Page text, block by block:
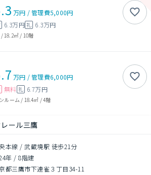
万円 /管理費5,000円
6.3万円礼 6.3万円
/ 18.2㎡ / 10階
万円 /管理費6,000円
無料 礼 6.7万円
ルーム / 18.4㎡ /4階
ール三鷹
本線 / 武蔵境駅 徒歩21分
年 /8階建
都三鷹市下連雀３丁目34-11